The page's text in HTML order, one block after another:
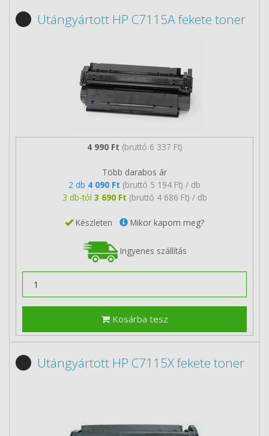
Utángyártott HP C7115A fekete toner
4 990 Ft (bruttó 6 337 Ft)
Több darabos ár
2 db 4 090 Ft (bruttó 5 194 Ft) / db
3 db-tól 3 690 Ft (bruttó 4 686 Ft) / db
Készleten Mikor kapom meg?
Ingyenes szállítás
Kosárba tesz
Utángyártott HP C7115X fekete toner